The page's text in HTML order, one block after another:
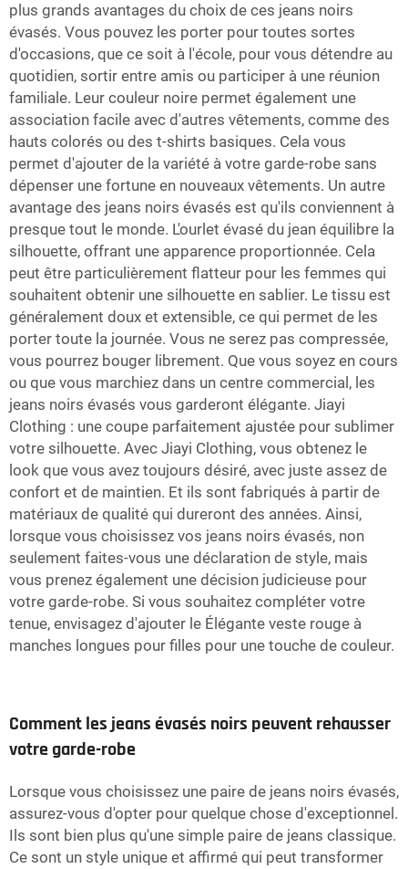
plus grands avantages du choix de ces jeans noirs
évasés. Vous pouvez les porter pour toutes sortes
d'occasions, que ce soit à l'école, pour vous détendre au
quotidien, sortir entre amis ou participer à une réunion
familiale. Leur couleur noire permet également une
association facile avec d'autres vêtements, comme des
hauts colorés ou des t-shirts basiques. Cela vous
permet d'ajouter de la variété à votre garde-robe sans
dépenser une fortune en nouveaux vêtements. Un autre
avantage des jeans noirs évasés est qu'ils conviennent à
presque tout le monde. L'ourlet évasé du jean équilibre la
silhouette, offrant une apparence proportionnée. Cela
peut être particulièrement flatteur pour les femmes qui
souhaitent obtenir une silhouette en sablier. Le tissu est
généralement doux et extensible, ce qui permet de les
porter toute la journée. Vous ne serez pas compressée,
vous pourrez bouger librement. Que vous soyez en cours
ou que vous marchiez dans un centre commercial, les
jeans noirs évasés vous garderont élégante. Jiayi
Clothing : une coupe parfaitement ajustée pour sublimer
votre silhouette. Avec Jiayi Clothing, vous obtenez le
look que vous avez toujours désiré, avec juste assez de
confort et de maintien. Et ils sont fabriqués à partir de
matériaux de qualité qui dureront des années. Ainsi,
lorsque vous choisissez vos jeans noirs évasés, non
seulement faites-vous une déclaration de style, mais
vous prenez également une décision judicieuse pour
votre garde-robe. Si vous souhaitez compléter votre
tenue, envisagez d'ajouter le Élégante veste rouge à
manches longues pour filles pour une touche de couleur.
Comment les jeans évasés noirs peuvent rehausser
votre garde-robe
Lorsque vous choisissez une paire de jeans noirs évasés,
assurez-vous d'opter pour quelque chose d'exceptionnel.
Ils sont bien plus qu'une simple paire de jeans classique.
Ce sont un style unique et affirmé qui peut transformer